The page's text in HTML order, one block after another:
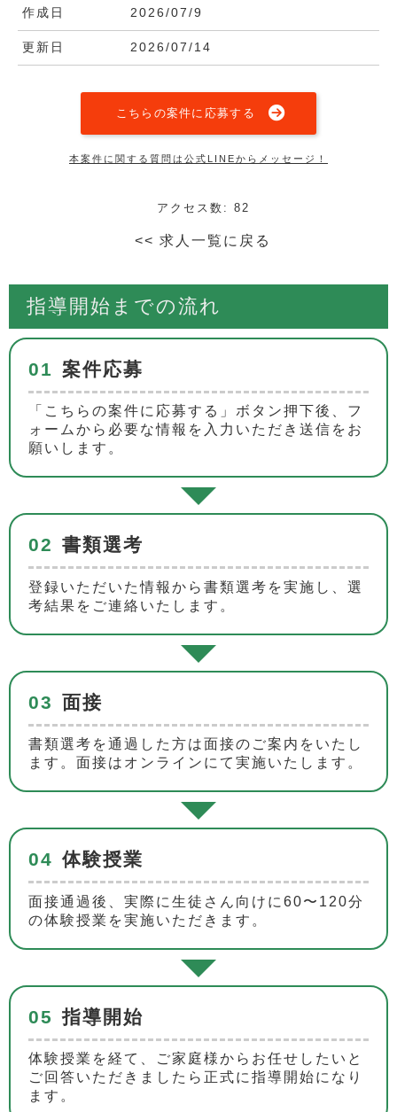
作成日 2026/07/9
更新日 2026/07/14
こちらの案件に応募する
本案件に関する質問は公式LINEからメッセージ！
アクセス数: 82
<< 求人一覧に戻る
指導開始までの流れ
01 案件応募
「こちらの案件に応募する」ボタン押下後、フ
ォームから必要な情報を入力いただき送信をお
願いします。
02 書類選考
登録いただいた情報から書類選考を実施し、選
考結果をご連絡いたします。
03 面接
書類選考を通過した方は面接のご案内をいたし
ます。面接はオンラインにて実施いたします。
04 体験授業
面接通過後、実際に生徒さん向けに60〜120分
の体験授業を実施いただきます。
05 指導開始
体験授業を経て、ご家庭様からお任せしたいと
ご回答いただきましたら正式に指導開始になり
ます。